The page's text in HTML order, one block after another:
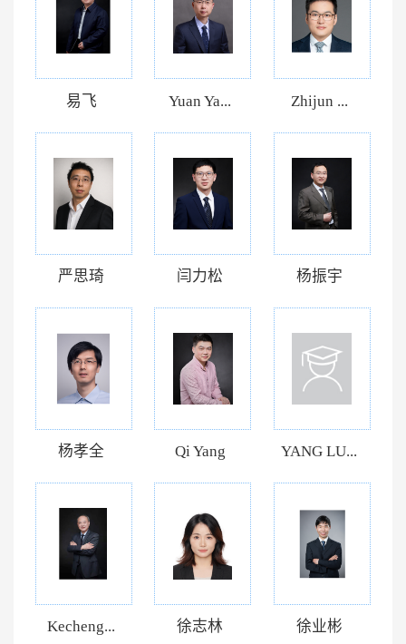
易飞 Yuan Ya... Zhijun ...
严思琦 闫力松 杨振宇
杨孝全 Qi Yang YANG LU...
Kecheng... 徐志林 徐业彬